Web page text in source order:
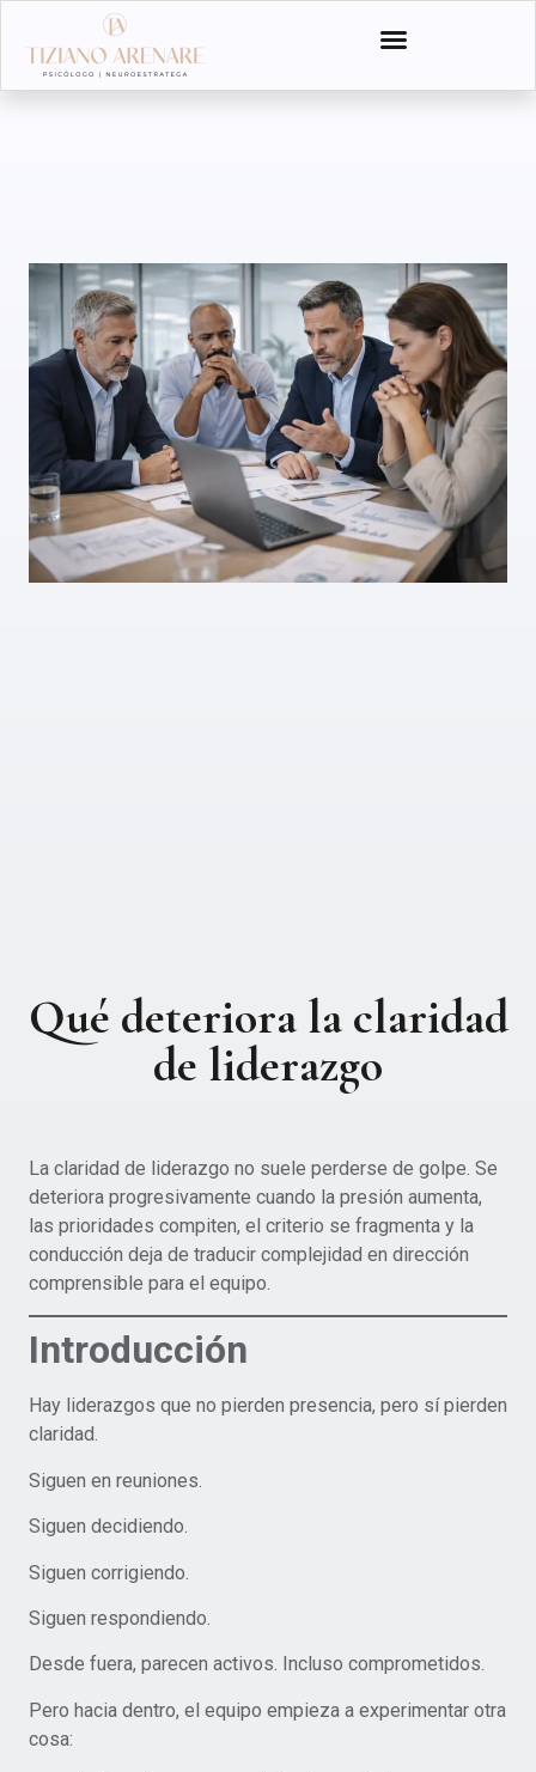
Qué deteriora la claridad
de liderazgo
La claridad de liderazgo no suele perderse de golpe. Se
deteriora progresivamente cuando la presión aumenta,
las prioridades compiten, el criterio se fragmenta y la
conducción deja de traducir complejidad en dirección
comprensible para el equipo.
Introducción
Hay liderazgos que no pierden presencia, pero sí pierden
claridad.
Siguen en reuniones.
Siguen decidiendo.
Siguen corrigiendo.
Siguen respondiendo.
Desde fuera, parecen activos. Incluso comprometidos.
Pero hacia dentro, el equipo empieza a experimentar otra
cosa: